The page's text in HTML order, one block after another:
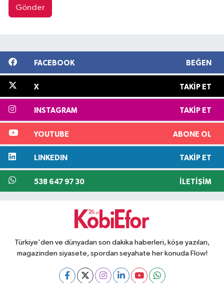
Gönder
FACEBOOK BEĞEN
X TAKIP ET
INSTAGRAM TAKIP ET
YOUTUBE ABONE OL
LINKEDIN TAKIP ET
538 647 97 30 İLETIŞIM
Türkiye'den ve dünyadan son dakika haberleri, köşe yazıları,
magazinden siyasete, spordan seyahate her konuda Flow!